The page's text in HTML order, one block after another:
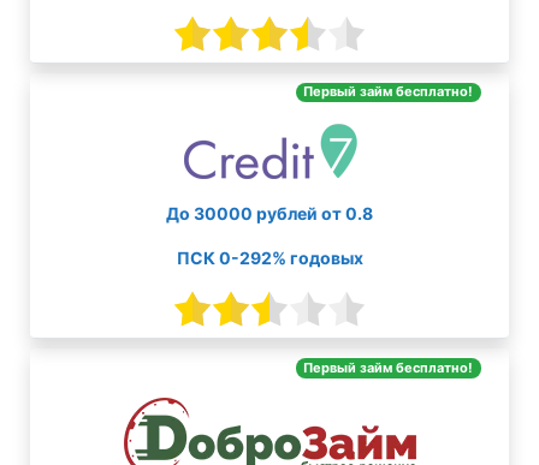
Первый займ бесплатно!
До 30000 рублей от 0.8
ПСК 0-292% годовых
Первый займ бесплатно!